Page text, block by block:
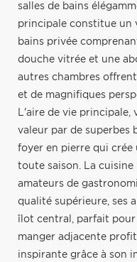
salles de bains
principale constitue un
bains privée
douche vitrée et une
autres chambres
et de magnifiques
L'aire de vie principale,
valeur par de superbes
foyer en pierre qui crée
toute saison. La cuisine
amateurs de
qualité supérieure, ses
îlot central, parfait pour
manger adjacente
inspirante grâce à son